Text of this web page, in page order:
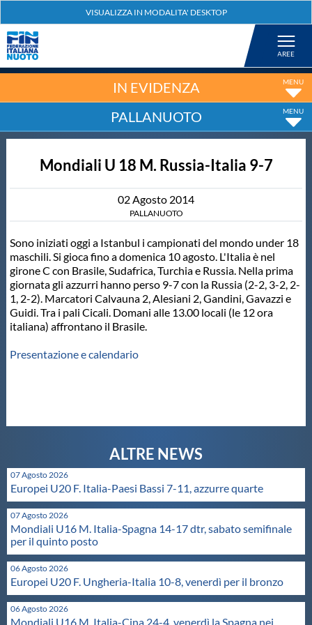
Nuoto
Tuffi
Fondo
Salvamento
Master
GUG
Scuole Nuoto
Propaganda
Centri Federali
Area Legislativa
IN EVIDENZA
PALLANUOTO
Mondiali U 18 M. Russia-Italia 9-7
02Agosto 2014
PALLANUOTO
Sono iniziati oggi a Istanbul i campionati del mondo under 18
maschili. Si gioca fino a domenica 10 agosto. L'Italia è nel
girone C con Brasile, Sudafrica, Turchia e Russia. Nella prima
giornata gli azzurri hanno perso 9-7 con la Russia (2-2, 3-2, 2-
1, 2-2). Marcatori Calvauna 2, Alesiani 2, Gandini, Gavazzi e
Guidi. Tra i pali Cicali. Domani alle 13.00 locali (le 12 ora
italiana) affrontano il Brasile.
Presentazione e calendario
07 Agosto 2026
Europei U20 F. Italia-Paesi Bassi 7-11, azzurre quarte
07 Agosto 2026
Mondiali U16 M. Italia-Spagna 14-17 dtr, sabato semifinale
per il quinto posto
06 Agosto 2026
Europei U20 F. Ungheria-Italia 10-8, venerdì per il bronzo
06 Agosto 2026
Mondiali U16 M. Italia-Cina 24-4, venerdì la Spagna nei